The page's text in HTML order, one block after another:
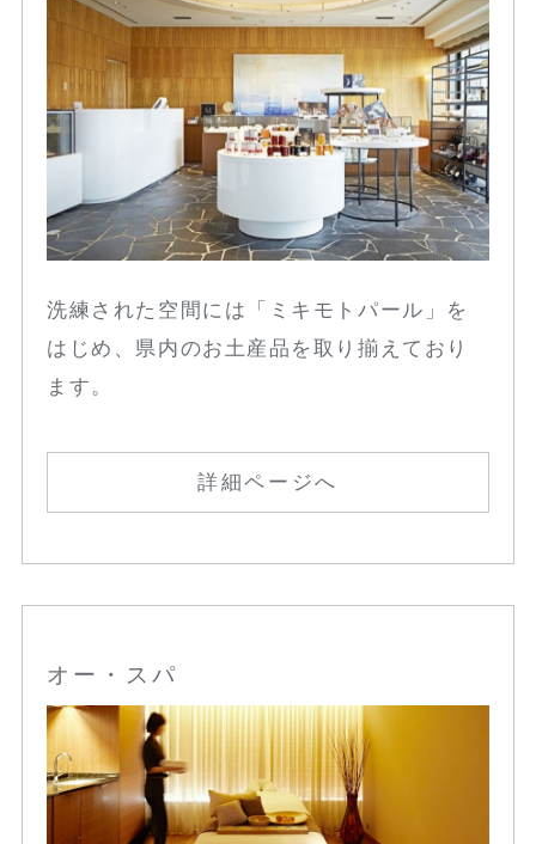
洗練された空間には「ミキモトパール」を
はじめ、県内のお土産品を取り揃えており
ます。
詳細ページへ
オー・スパ